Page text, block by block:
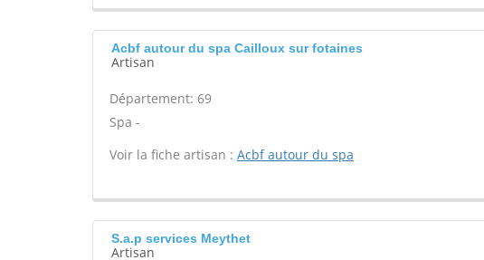
Acbf autour du spa Cailloux sur fotaines
Artisan
Département: 69
Spa -
Voir la fiche artisan : Acbf autour du spa
S.a.p services Meythet
Artisan